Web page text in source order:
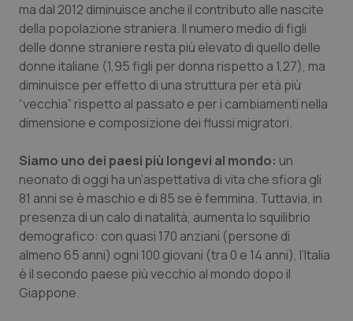
Umbria
Valle D’Aosta
Veneto
Oftalmologia
Oncodermatologia
Oncoematologia
Oncologia & Nutrizione
Psoriasi & pelle
Quotidiano Cardiologia
Quotidiano Chirurgia
ma dal 2012 diminuisce anche il contributo alle nascite
della popolazione straniera. Il numero medio di figli
delle donne straniere resta più elevato di quello delle
donne italiane (1,95 figli per donna rispetto a 1,27), ma
diminuisce per effetto di una struttura per età più
“vecchia” rispetto al passato e per i cambiamenti nella
dimensione e composizione dei flussi migratori.
Siamo uno dei paesi più longevi al mondo: un
neonato di oggi ha un’aspettativa di vita che sfiora gli
81 anni se è maschio e di 85 se è femmina. Tuttavia, in
presenza di un calo di natalità, aumenta lo squilibrio
demografico: con quasi 170 anziani (persone di
almeno 65 anni) ogni 100 giovani (tra 0 e 14 anni), l’Italia
è il secondo paese più vecchio al mondo dopo il
Giappone.